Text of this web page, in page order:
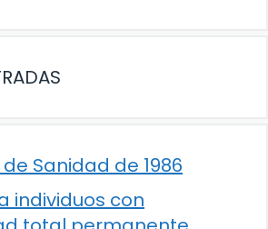
Sanidad de 1986
individuos con